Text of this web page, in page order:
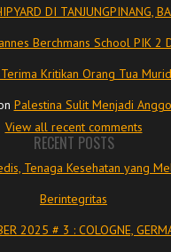
DI TANJUNGPINANG,
Berchmans School PIK 2
Terima Kritikan Orang Tua Murid
Palestina Sulit Menjadi
View all recent comments
RECENT POSTS
Tenaga Kesehatan yang
Berintegritas
2025 # 3 : COLOGNE,